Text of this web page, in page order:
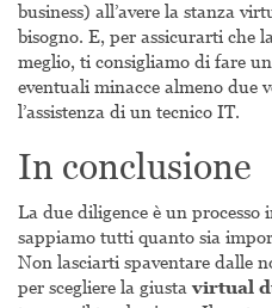
business) all’avere la stanza
bisogno. E, per assicurarti che
meglio, ti consigliamo di fare
eventuali minacce almeno due
l’assistenza di un tecnico IT.
In conclusione
La due diligence è un processo
sappiamo tutti quanto sia
Non lasciarti spaventare dalle
per scegliere la giustavirtual